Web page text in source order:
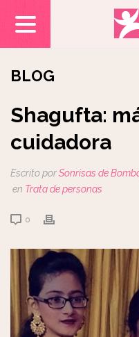
BLOG
Shagufta:
cuidadora
Escrito porSonrisas de
en Trata de personas
0